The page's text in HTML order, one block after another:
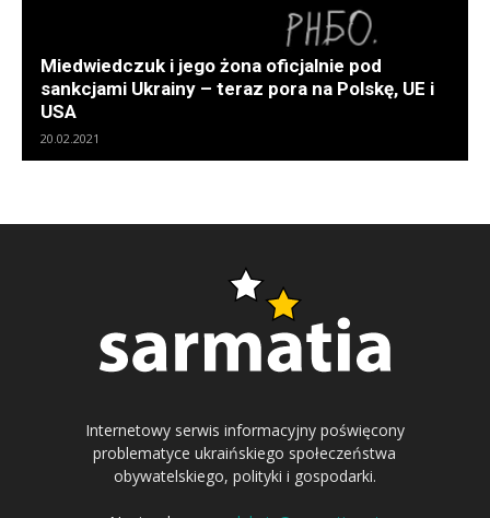
Miedwiedczuk i jego żona oficjalnie pod
sankcjami Ukrainy – teraz pora na Polskę, UE i
USA
20.02.2021
Internetowy serwis informacyjny poświęcony
problematyce ukraińskiego społeczeństwa
obywatelskiego, polityki i gospodarki.